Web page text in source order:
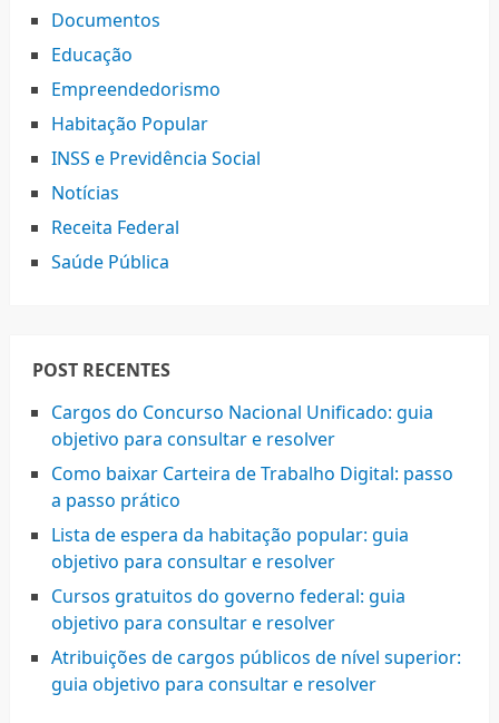
Documentos
Educação
Empreendedorismo
Habitação Popular
INSS e Previdência Social
Notícias
Receita Federal
Saúde Pública
POST RECENTES
Cargos do Concurso Nacional Unificado: guia
objetivo para consultar e resolver
Como baixar Carteira de Trabalho Digital: passo
a passo prático
Lista de espera da habitação popular: guia
objetivo para consultar e resolver
Cursos gratuitos do governo federal: guia
objetivo para consultar e resolver
Atribuições de cargos públicos de nível superior:
guia objetivo para consultar e resolver